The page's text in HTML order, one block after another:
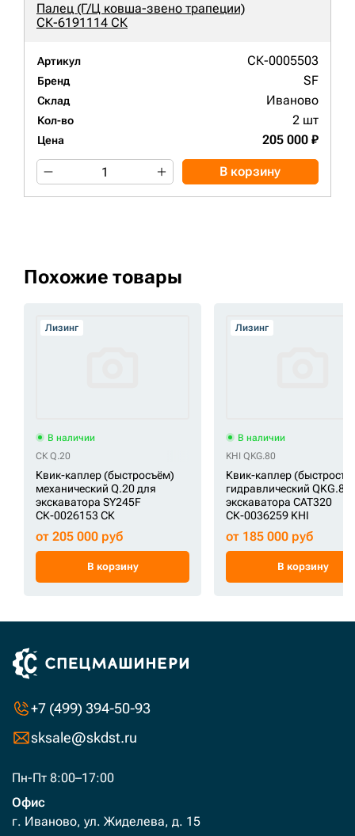
Палец (Г/Ц ковша-звено трапеции)
СК-6191114 СК
Артикул СК-0005503
Бренд SF
Склад Иваново
Кол-во 2 шт
Цена 205 000 ₽
В корзину
Похожие товары
Лизинг
В наличии
СК Q.20
Квик-каплер (быстросъём)
механический Q.20 для
экскаватора SY245F
СК-0026153 СК
от 205 000 руб
В корзину
Лизинг
В наличии
KHI QKG.80
Квик-каплер
гидравлический QKG.80
экскаватора CAT320
СК-0036259 KHI
от 185 000 руб
В корзину
+7 (499) 394-50-93
sksale@skdst.ru
Пн-Пт 8:00–17:00
Офис
г. Иваново, ул. Жиделева, д. 15